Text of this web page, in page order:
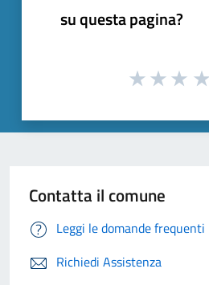
su questa pagina?
Contatta il comune
Leggi le domande frequenti
Richiedi Assistenza